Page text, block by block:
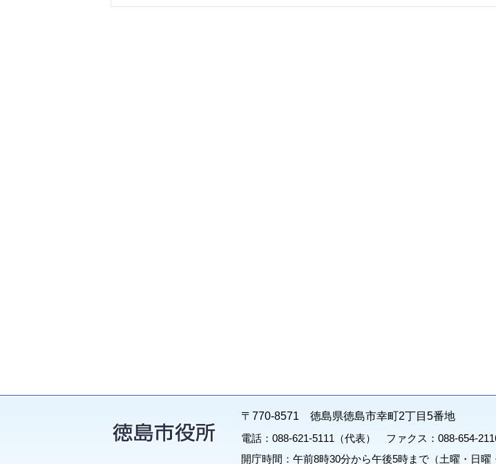
〒770-8571 徳島県徳島市幸町2丁目5番地
電話：088-621-5111（代表） ファクス：088-654-
開庁時間：午前8時30分から午後5時まで（土曜・日曜